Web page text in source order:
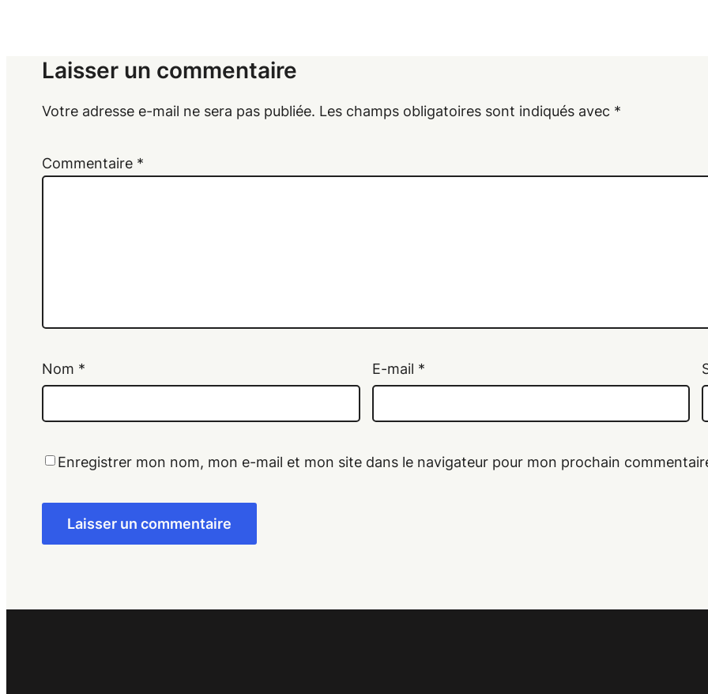
Laisser un commentaire
Votre adresse e-mail ne sera pas publiée. Les champs obligatoires sont indiqués avec *
Commentaire *
Nom * E-mail *
Enregistrer mon nom, mon e-mail et mon site dans le navigateur pour mon prochain